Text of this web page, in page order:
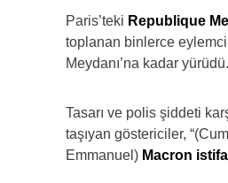
Paris’teki Republique
toplanan binlerce
Meydanı’na kadar yürüdü.
Tasarı ve polis şiddeti
taşıyan göstericiler,
Emmanuel) Macron istifa